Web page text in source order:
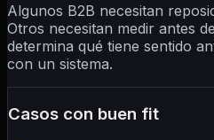
Algunos B2B necesitan
Otros necesitan medir antes
determina qué tiene sentido
con un sistema.
Casos con buen fit